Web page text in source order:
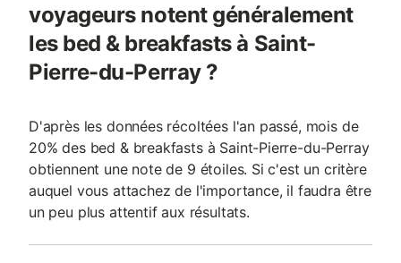
voyageurs notent généralement
les bed & breakfasts à Saint-
Pierre-du-Perray ?
D'après les données récoltées l'an passé, mois de
20% des bed & breakfasts à Saint-Pierre-du-Perray
obtiennent une note de 9 étoiles. Si c'est un critère
auquel vous attachez de l'importance, il faudra être
un peu plus attentif aux résultats.